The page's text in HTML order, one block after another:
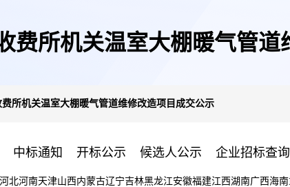
费所机关温室大棚暖气管
所机关温室大棚暖气管道维修改造项目成交公示
中标通知 开标公示 候选人公示 企业招标查询
河北河南天津山西内蒙古辽宁吉林黑龙江安徽福建江西湖南广西海南